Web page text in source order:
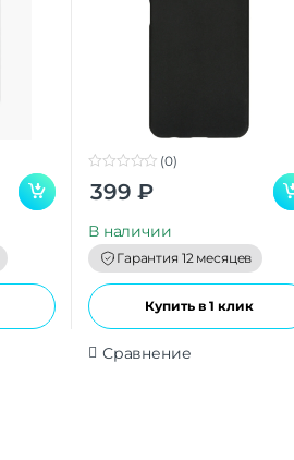
o
o
(0)
399 ₽
В наличии
Гарантия 12 месяцев
Купить в 1 клик
Сравнение